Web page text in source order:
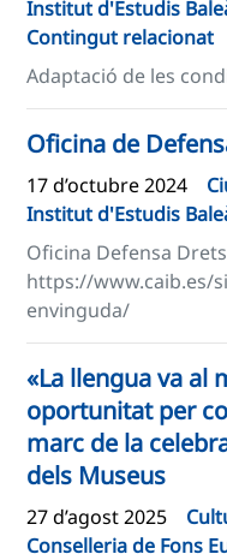
Institut d'Estudis
Contingut relacionat
Adaptació de les
Oficina de
17 d’octubre 2024
Institut d'Estudis
Oficina Defensa
https://www.caib.es/
envinguda/
«La llengua va al
oportunitat per
marc de la
dels Museus
27 d’agost 2025
Conselleria de Fons